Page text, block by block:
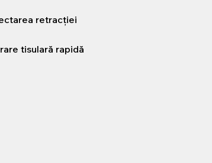
retracției
tisulară rapidă